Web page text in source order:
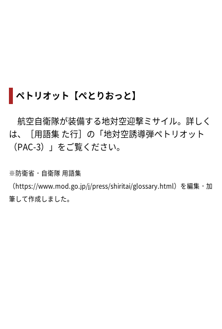
ペトリオット【ぺとりおっと】
航空自衛隊が装備する地対空迎撃ミサイル。詳しく
は、［用語集 た行］の「地対空誘導弾ペトリオット
（PAC-3）」をご覧ください。
※防衛省・自衛隊 用語集
（https://www.mod.go.jp/j/press/shiritai/glossary.html）を編集・加
筆して作成しました。